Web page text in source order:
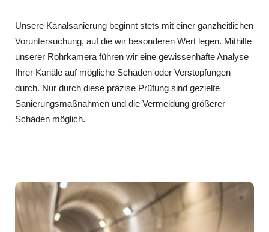
Unsere Kanalsanierung beginnt stets mit einer ganzheitlichen
Voruntersuchung, auf die wir besonderen Wert legen. Mithilfe
unserer Rohrkamera führen wir eine gewissenhafte Analyse
Ihrer Kanäle auf mögliche Schäden oder Verstopfungen
durch. Nur durch diese präzise Prüfung sind gezielte
Sanierungsmaßnahmen und die Vermeidung größerer
Schäden möglich.